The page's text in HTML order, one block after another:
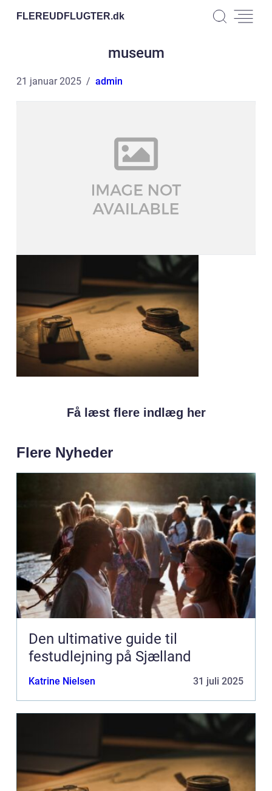
FLEREUDFLUGTER.dk
museum
21 januar 2025 admin
Få læst flere indlæg her
Flere Nyheder
Den ultimative guide til
festudlejning på Sjælland
Katrine Nielsen 31 juli 2025